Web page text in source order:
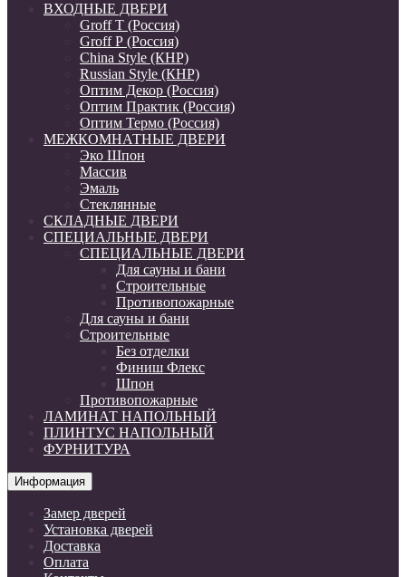
ВХОДНЫЕ ДВЕРИ
Groff Т (Россия)
Groff Р (Россия)
China Style (КНР)
Russian Style (КНР)
Оптим Декор (Россия)
Оптим Практик (Россия)
Оптим Термо (Россия)
МЕЖКОМНАТНЫЕ ДВЕРИ
Эко Шпон
Массив
Эмаль
Стеклянные
СКЛАДНЫЕ ДВЕРИ
СПЕЦИАЛЬНЫЕ ДВЕРИ
СПЕЦИАЛЬНЫЕ ДВЕРИ
Для сауны и бани
Строительные
Противопожарные
Для сауны и бани
Строительные
Без отделки
Финиш Флекс
Шпон
Противопожарные
ЛАМИНАТ НАПОЛЬНЫЙ
ПЛИНТУС НАПОЛЬНЫЙ
ФУРНИТУРА
Информация
Замер дверей
Установка дверей
Доставка
Оплата